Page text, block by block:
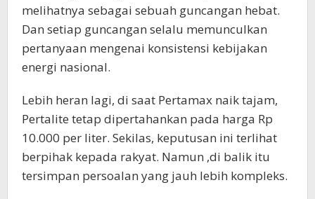
melihatnya sebagai sebuah guncangan hebat.
Dan setiap guncangan selalu memunculkan
pertanyaan mengenai konsistensi kebijakan
energi nasional.
Lebih heran lagi, di saat Pertamax naik tajam,
Pertalite tetap dipertahankan pada harga Rp
10.000 per liter. Sekilas, keputusan ini terlihat
berpihak kepada rakyat. Namun ,di balik itu
tersimpan persoalan yang jauh lebih kompleks.